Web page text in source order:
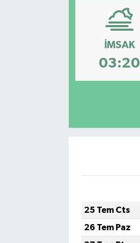
İMSAK
03:20
25 Tem Cts
26 Tem Paz